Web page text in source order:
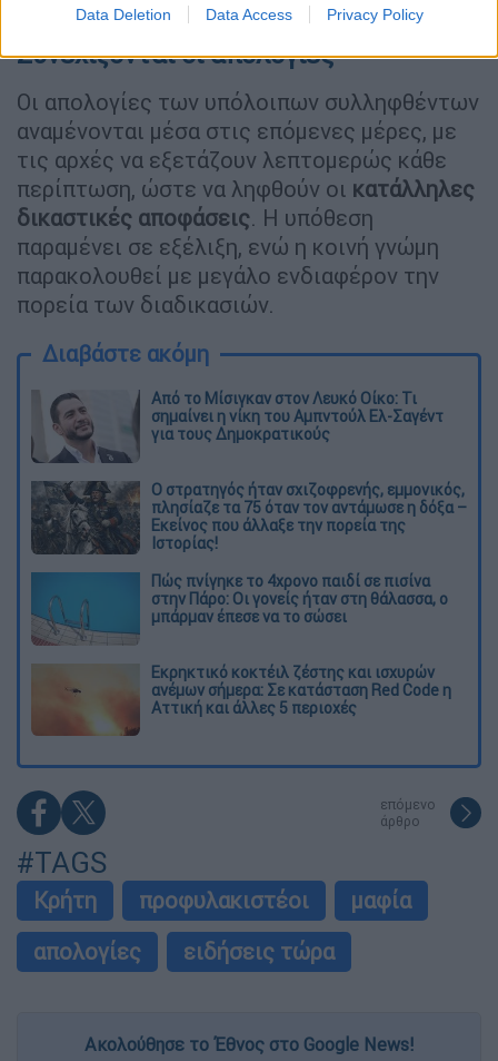
Data Deletion Data Access Privacy Policy
Συνεχίζονται οι απολογίες
Οι απολογίες των υπόλοιπων συλληφθέντων
αναμένονται μέσα στις επόμενες μέρες, με
τις αρχές να εξετάζουν λεπτομερώς κάθε
περίπτωση, ώστε να ληφθούν οι κατάλληλες
δικαστικές αποφάσεις. Η υπόθεση
παραμένει σε εξέλιξη, ενώ η κοινή γνώμη
παρακολουθεί με μεγάλο ενδιαφέρον την
πορεία των διαδικασιών.
Διαβάστε ακόμη
Από το Μίσιγκαν στον Λευκό Οίκο: Τι
σημαίνει η νίκη του Αμπντούλ Ελ-Σαγέντ
για τους Δημοκρατικούς
O στρατηγός ήταν σχιζοφρενής, εμμονικός,
πλησίαζε τα 75 όταν τον αντάμωσε η δόξα –
Εκείνος που άλλαξε την πορεία της
Ιστορίας!
Πώς πνίγηκε το 4χρονο παιδί σε πισίνα
στην Πάρο: Οι γονείς ήταν στη θάλασσα, ο
μπάρμαν έπεσε να το σώσει
Εκρηκτικό κοκτέιλ ζέστης και ισχυρών
ανέμων σήμερα: Σε κατάσταση Red Code η
Αττική και άλλες 5 περιοχές
επόμενο
άρθρο
#TAGS
Κρήτη προφυλακιστέοι
μαφία
απολογίες
ειδήσεις τώρα
Ακολούθησε το Έθνος στο Google News!